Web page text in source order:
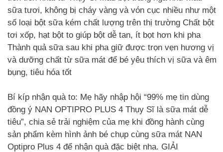
sữa tươi, không bị cháy vàng và vón cục nhiều như một
số loại bột sữa kém chất lượng trên thị trường Chất bột
tơi xốp, hạt bột to giúp bột dễ tan, ít bọt hơn khi pha
Thành quả sữa sau khi pha giữ được trọn vẹn hương vị
và dưỡng chất từ sữa mát để bé yêu thích vị sữa và êm
bụng, tiêu hóa tốt
Bí kíp nhận quà to: Mẹ hãy nhập hội “99% mẹ tin dùng
đồng ý NAN OPTIPRO PLUS 4 Thụy Sĩ là sữa mát dễ
tiêu”, chia sẻ trải nghiệm của mẹ khi đồng hành cùng
sản phẩm kèm hình ảnh bé chụp cùng sữa mát NAN
Optipro Plus 4 để nhận quà đặc biệt nha. GIẢI